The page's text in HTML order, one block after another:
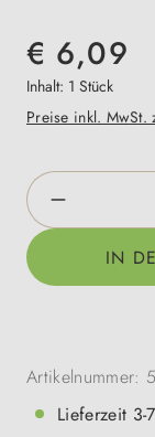
€ 6,09
Inhalt: 1 Stück
Preise inkl. MwSt.
Produkt
IN
Artikelnummer:
Lieferzeit 3-